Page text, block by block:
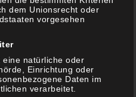
dem Unionsrecht oder
vorgesehen
natürliche oder
Einrichtung oder
Daten im
verarbeitet.